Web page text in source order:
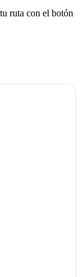
ruta con el botón